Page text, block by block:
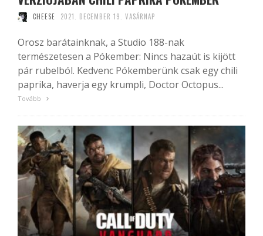
CHEESE 2021. DECEMBER 19. VASÁRNAP
Orosz barátainknak, a Studio 188-nak
természetesen a Pókember: Nincs hazaút is kijött
pár rubelból. Kedvenc Pókemberünk csak egy chili
paprika, haverja egy krumpli, Doctor Octopus...
Tovább